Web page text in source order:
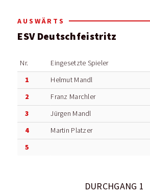
AUSWÄRTS
ESV Deutschfeistritz
Nr. Eingesetzte Spieler
1 Helmut Mandl
2 Franz Marchler
3 Jürgen Mandl
4 Martin Platzer
5
DURCHGANG 1